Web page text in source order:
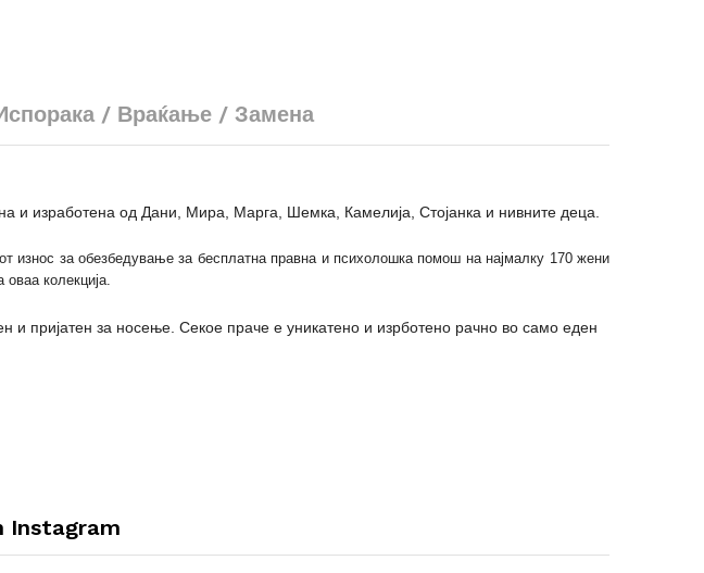
/ Враќање / Замена
и изработена од Дани, Мира, Марга, Шемка, Камелија, Стојанка и нивните деца.
износ за обезбедување за бесплатна правна и психолошка помош на најмалку 170 жени
колекција.
и пријатен за носење. Секое праче е уникатено и изрботено рачно во само еден
Instagram